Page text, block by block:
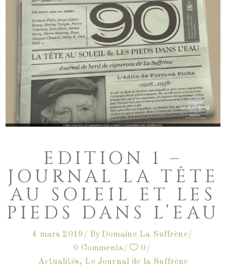
EDITION 1 –
JOURNAL LA TÊTE
AU SOLEIL ET LES
PIEDS DANS L’EAU
4 mars 2019 By Domaine La Suffrène
0 Comments
0
Actualités, Le Journal de la Suffrène